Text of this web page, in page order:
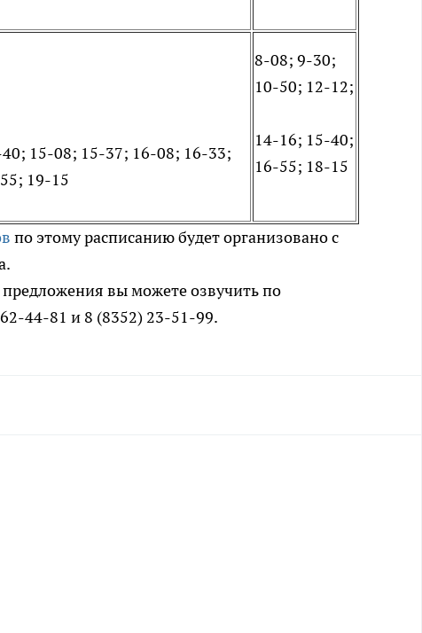
15-08; 15-37; 16-08; 16-33;
19-15
8-08; 9-30;
10-50; 12-12;
14-16; 15-40;
16-55; 18-15
по этому расписанию будет организовано с
вы можете озвучить по
44-81 и 8 (8352) 23-51-99.